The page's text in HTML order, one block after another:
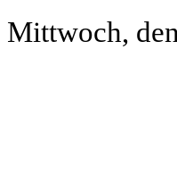
Mittwoch,